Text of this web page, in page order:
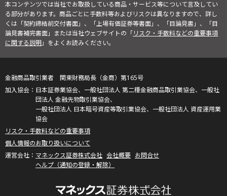
本コンテンツでは当社でお取扱している商品・サービス等について言及してい
る部分があります。商品ごとに手数料等およびリスクは異なりますので、詳し
くは「契約締結前交付書面」、「上場有価証券等書面」、「目論見書」、「目
論見書補完書面」または当社ウェブサイトの「リスク・手数料などの重要事項
に関する説明」をよくお読みください。
金融商品取引業者 関東財務局長（金商）第165号
日本証券業協会、一般社団法人 第二種金融商品取引業協会、一般社
団法人 金融先物取引業協会、
一般社団法人 日本暗号資産等取引業協会、一般社団法人 資産運用業
協会
リスク・手数料などの重要事項
個人情報のお取り扱いについて
マネックス証券株式会社 会社概要 お問合せ
ヘルプ（通知の登録・解除）